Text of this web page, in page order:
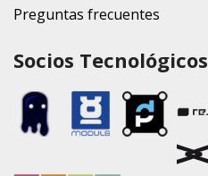
Preguntas frecuentes
Socios Tecnológicos